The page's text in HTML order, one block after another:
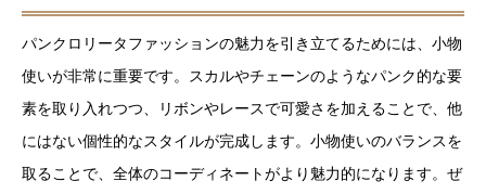
パンクロリータファッションの魅力を引き立てるためには、小物
使いが非常に重要です。スカルやチェーンのようなパンク的な要
素を取り入れつつ、リボンやレースで可愛さを加えることで、他
にはない個性的なスタイルが完成します。小物使いのバランスを
取ることで、全体のコーディネートがより魅力的になります。ぜ